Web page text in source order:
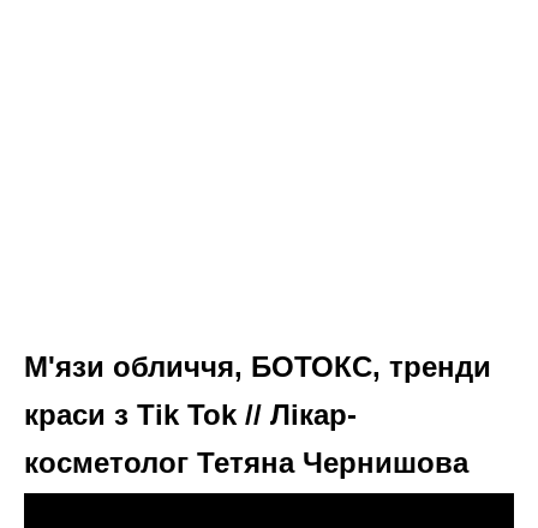
М'язи обличчя, БОТОКС, тренди
краси з Tik Tok // Лікар-
косметолог Тетяна Чернишова